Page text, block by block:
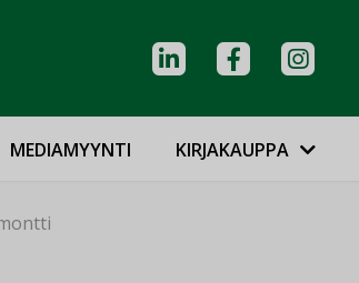
MEDIAMYYNTI KIRJAKAUPPA